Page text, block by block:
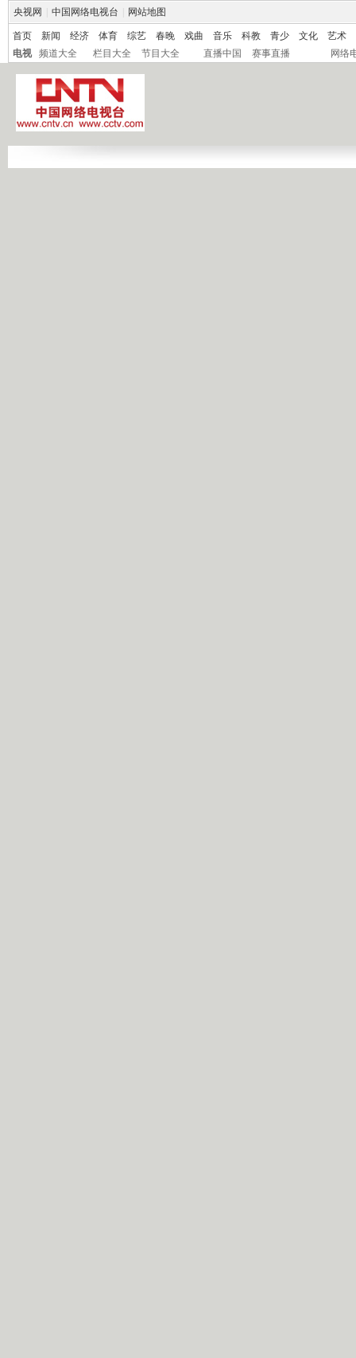
央视网 中国网络电视台 网站地图
首页 新闻 经济 体育 综艺 春晚 戏曲 音乐 科教 青少 文化
艺术
电视
频道大全 栏目大全 节目大全 直播中国 赛事直播 网络